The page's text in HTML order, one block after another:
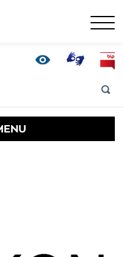
- Online